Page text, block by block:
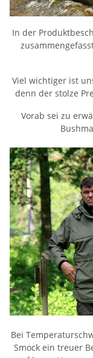
In der
Viel wichtiger ist
denn der stolze
Vorab sei zu
Bei
Smock ein treuer